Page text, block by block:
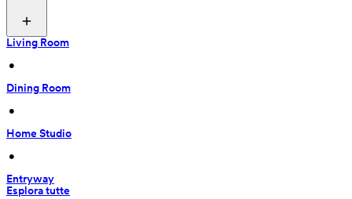
Living Room
•
Dining Room
•
Home Studio
•
Entryway
Esplora tutte